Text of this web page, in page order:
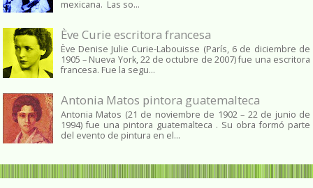
mexicana. Las so...
Ève Curie escritora francesa
Ève Denise Julie Curie-Labouisse (París, 6 de diciembre de
1905 – Nueva York, 22 de octubre de 2007) fue una escritora
francesa. Fue la segu...
Antonia Matos pintora guatemalteca
Antonia Matos (21 de noviembre de 1902 – 22 de junio de
1994) fue una pintora guatemalteca . Su obra formó parte
del evento de pintura en el...